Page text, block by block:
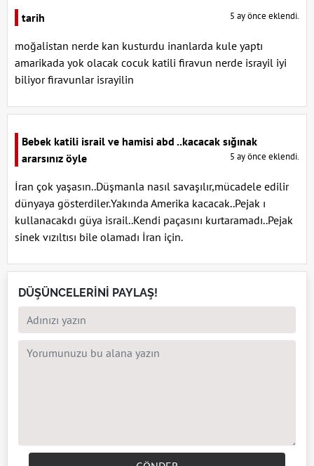
tarih 5 ay önce eklendi.
moğalistan nerde kan kusturdu inanlarda kule yaptı
amarikada yok olacak cocuk katili firavun nerde israyil iyi
biliyor firavunlar israyilin
Bebek katili israil ve hamisi abd ..kacacak sığınak
ararsınız öyle
5 ay önce eklendi.
İran çok yaşasın..Düşmanla nasıl savaşılır,mücadele edilir
dünyaya gösterdiler.Yakında Amerika kacacak..Pejak ı
kullanacakdı güya israil..Kendi paçasını kurtaramadı..Pejak
sinek vızıltısı bile olamadı İran için.
DÜŞÜNCELERİNİ PAYLAŞ!